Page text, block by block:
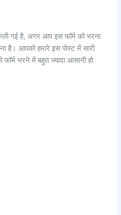
गई है, अगर आप इस फॉर्म को भरना
है। आपको हमारे इस पोस्ट में सारी
भरने में बहुत ज्यादा आसानी हो